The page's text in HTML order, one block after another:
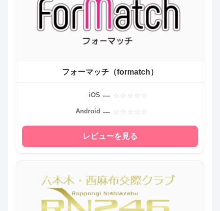
フォーマッチ（formatch）
iOS —
Android —
レビューを見る